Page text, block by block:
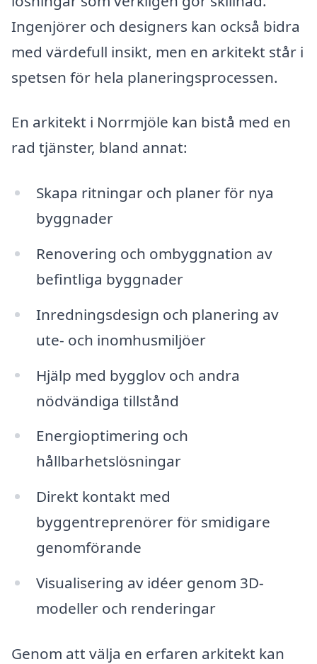
Ingenjörer och designers kan också bidra
med värdefull insikt, men en arkitekt står i
spetsen för hela planeringsprocessen.
En arkitekt i Norrmjöle kan bistå med en
rad tjänster, bland annat:
Skapa ritningar och planer för nya
byggnader
Renovering och ombyggnation av
befintliga byggnader
Inredningsdesign och planering av
ute- och inomhusmiljöer
Hjälp med bygglov och andra
nödvändiga tillstånd
Energioptimering och
hållbarhetslösningar
Direkt kontakt med
byggentreprenörer för smidigare
genomförande
Visualisering av idéer genom 3D-
modeller och renderingar
Genom att välja en erfaren arkitekt kan